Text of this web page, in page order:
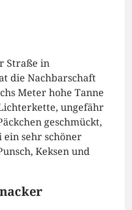
Straße in
die Nachbarschaft
Meter hohe Tanne
ungefähr
geschmückt,
ein sehr schöner
Keksen und